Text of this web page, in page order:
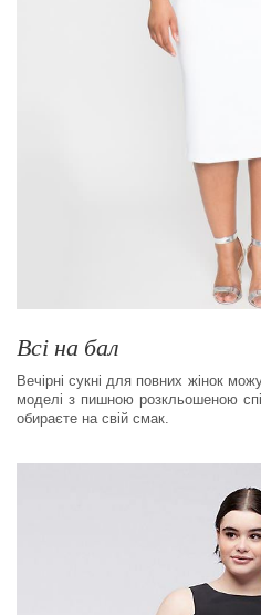
Всі на бал
Вечірні сукні для повних жінок
моделі з пишною розкльошеною
обираєте на свій смак.